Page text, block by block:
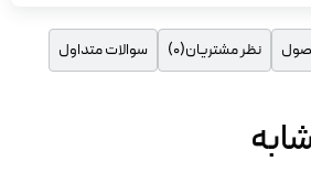
نظر مشتریان(0) سوالات متداول